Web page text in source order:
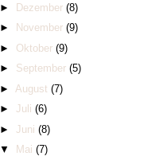
►
Dezember (8)
►
November (9)
► Oktober (9)
► September (5)
► August (7)
► Juli (6)
► Juni (8)
▼
Mai (7)